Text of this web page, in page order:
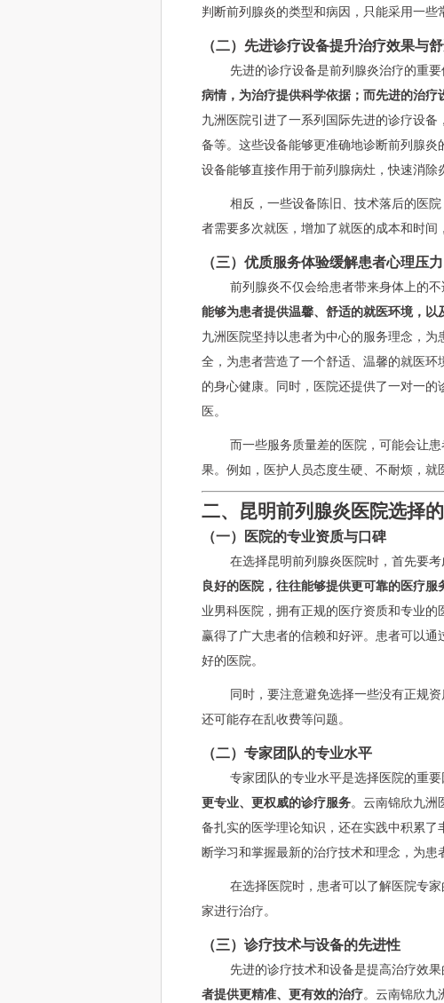
判断前列腺炎的类型和病因，只能采用一些
（二）先进诊疗设备提升治疗效果与
先进的诊疗设备是前列腺炎治疗的重要
病情，为治疗提供科学依据；而先进的治
九洲医院引进了一系列国际先进的诊疗设
备等。这些设备能够更准确地诊断前列腺
设备能够直接作用于前列腺病灶，快速消除
相反，一些设备陈旧、技术落后的医
者需要多次就医，增加了就医的成本和时间
（三）优质服务体验缓解患者心理压力
前列腺炎不仅会给患者带来身体上的不
能够为患者提供温馨、舒适的就医环境，
九洲医院坚持以患者为中心的服务理念，
全，为患者营造了一个舒适、温馨的就医
的身心健康。同时，医院还提供了一对一
医。
而一些服务质量差的医院，可能会让
果。例如，医护人员态度生硬、不耐烦，就
二、昆明前列腺炎医院选择
（一）医院的专业资质与口碑
在选择昆明前列腺炎医院时，首先要考
良好的医院，往往能够提供更可靠的医疗服
业男科医院，拥有正规的医疗资质和专业的
赢得了广大患者的信赖和好评。患者可以
好的医院。
同时，要注意避免选择一些没有正规
还可能存在乱收费等问题。
（二）专家团队的专业水平
专家团队的专业水平是选择医院的重要
更专业、更权威的诊疗服务。云南锦欣九洲
备扎实的医学理论知识，还在实践中积累
断学习和掌握最新的治疗技术和理念，为患
在选择医院时，患者可以了解医院专
家进行治疗。
（三）诊疗技术与设备的先进性
先进的诊疗技术和设备是提高治疗效果
者提供更精准、更有效的治疗。云南锦欣九